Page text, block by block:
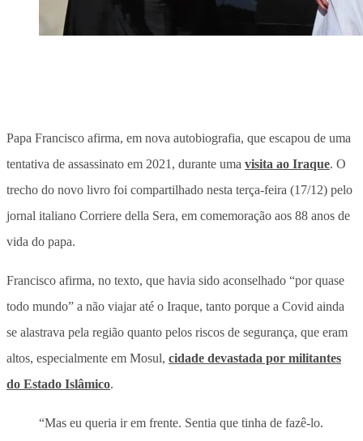
Papa Francisco afirma, em nova autobiografia, que escapou de uma
tentativa de assassinato em 2021, durante uma visita ao Iraque. O
trecho do novo livro foi compartilhado nesta terça-feira (17/12) pelo
jornal italiano Corriere della Sera, em comemoração aos 88 anos de
vida do papa.
Francisco afirma, no texto, que havia sido aconselhado “por quase
todo mundo” a não viajar até o Iraque, tanto porque a Covid ainda
se alastrava pela região quanto pelos riscos de segurança, que eram
altos, especialmente em Mosul, cidade devastada por militantes
do Estado Islâmico.
“Mas eu queria ir em frente. Sentia que tinha de fazê-lo.